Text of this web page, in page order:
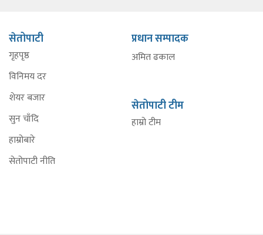
सेतोपाटी
गृहपृष्ठ
विनिमय दर
शेयर बजार
सुन चाँदि
हाम्रोबारे
सेतोपाटी नीति
प्रधान सम्पादक
अमित ढकाल
सेतोपाटी टीम
हाम्रो टीम